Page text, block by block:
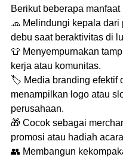
Berikut beberapa manfaat
🧢 Melindungi kepala dari
debu saat beraktivitas di
👕 Menyempurnakan
kerja atau komunitas.
🏷️ Media branding efektif
menampilkan logo atau
perusahaan.
🎁 Cocok sebagai
promosi atau hadiah
👥 Membangun